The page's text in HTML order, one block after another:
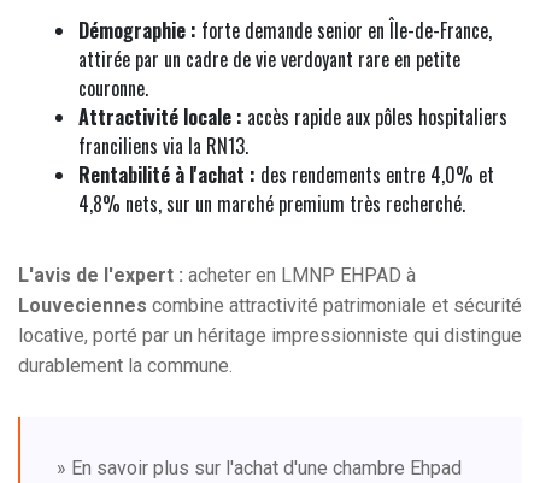
Démographie : forte demande senior en Île-de-France,
attirée par un cadre de vie verdoyant rare en petite
couronne.
Attractivité locale : accès rapide aux pôles hospitaliers
franciliens via la RN13.
Rentabilité à l'achat : des rendements entre 4,0% et
4,8% nets, sur un marché premium très recherché.
L'avis de l'expert : acheter en LMNP EHPAD à
Louveciennes combine attractivité patrimoniale et sécurité
locative, porté par un héritage impressionniste qui distingue
durablement la commune.
» En savoir plus sur l'achat d'une chambre Ehpad